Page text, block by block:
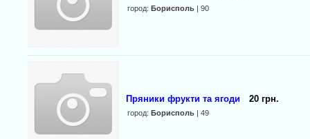
город: Борисполь | 90
Пряники фрукти та ягоди 20 грн.
город: Борисполь | 49